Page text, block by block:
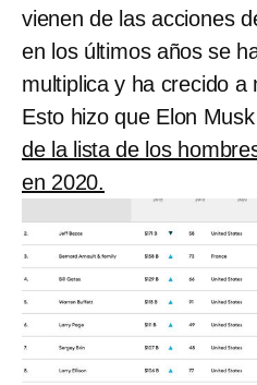
vienen de las acciones
en los últimos años se
multiplica y ha crecido a
Esto hizo que Elon
de la lista de los
en 2020.